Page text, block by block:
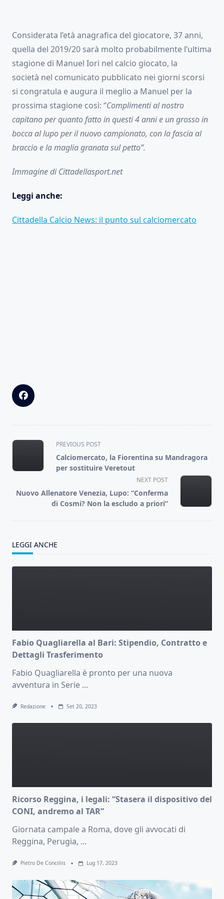
Considerata l’età anagrafica del giocatore, 37 anni,
quella del 2019/20 sarà molto probabilmente l’ultima
stagione di Manuel Iori nel calcio giocato, la
società nel comunicato pubblicato nei giorni scorsi
si congratula e augura il meglio a Manuel per la
prossima stagione così: “Complimenti al nostro
capitano per quanto fatto in questi 4 anni e un grosso in
bocca al lupo per il nuovo campionato, con la fascia al
braccio e la maglia granata sul petto”.
Immagine di Cittadellasport.net
Leggi anche:
Cittadella Calcio News: il punto sul calciomercato
<span
class="nav-
subtitle
reader-
text">Page</span>
PREVIOUS POST
Calciomercato, la Fiorentina su Mandragora
per sostituire Veretout
NEXT POST
Nuovo Allenatore Venezia, Lupo: “Conferma
di Cosmi? Non la escludo a priori”
LEGGI ANCHE
Fabio Quagliarella al Bari: Stipendio, Contratto e
Dettagli Trasferimento
Fabio Quagliarella è pronto per una nuova
avventura in Serie ...
Redazione Set 20, 2023
Ricorso Reggina, i legali: “Stasera il dispositivo del
CONI, andremo al TAR”
Giornata campale a Roma, dove gli avvocati di
Reggina, Perugia, ...
Pietro De Conciliis Lug 17, 2023